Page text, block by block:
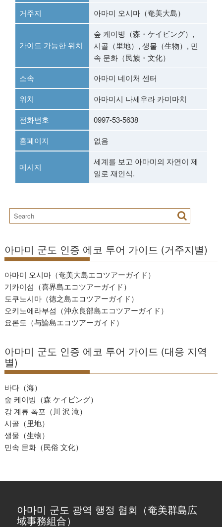
거주지
아마미 오시마（奄美大島）
가이드 가능한 위치
숲 케이빙（森・ケイビング）,
시골（里地）, 생물（生物）, 민
속 문화（民族・文化）
소속
아마미 네이처 센터
위치
아마미시 나세우라 카미마치
전화번호
0997-53-5638
홈페이지
없음
메시지
세계를 보고 아마미의 자연이 제
일로 재인식.
아마미 군도 인증 에코 투어 가이드 (거주지별)
아마미 오시마（奄美大島エコツアーガイド）
기카이섬（喜界島エコツアーガイド）
도쿠노시마（徳之島エコツアーガイド）
오키노에라부섬（沖永良部島エコツアーガイド）
요론도（与論島エコツアーガイド）
아마미 군도 인증 에코 투어 가이드 (대응 지역
별)
바다（海）
숲 케이빙（森 ケイビング）
강 계류 폭포（川 沢 滝）
시골（里地）
생물（生物）
민속 문화（民俗 文化）
아마미 군도 광역 행정 협회（奄美群島広
域事務組合）